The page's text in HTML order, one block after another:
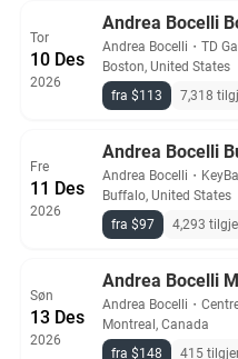
Tor
10 Des
2026
Andrea Bocelli
Andrea Bocelli ・ TD
Boston, United States
fra $113
7,318
Fre
11 Des
2026
Andrea Bocelli
Andrea Bocelli ・
Buffalo, United States
fra $97
4,293
Søn
13 Des
2026
Andrea Bocelli
Andrea Bocelli ・
Montreal, Canada
fra $148
415